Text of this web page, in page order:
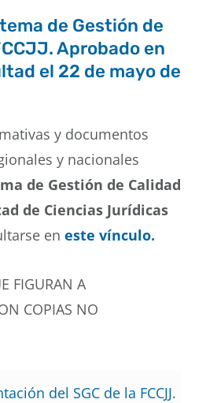
de Gestión de
Aprobado en
el 22 de mayo de
y documentos
y nacionales
de Gestión de Calidad
de Ciencias Jurídicas
en este vínculo.
FIGURAN A
COPIAS NO
del SGC de la FCCJJ.